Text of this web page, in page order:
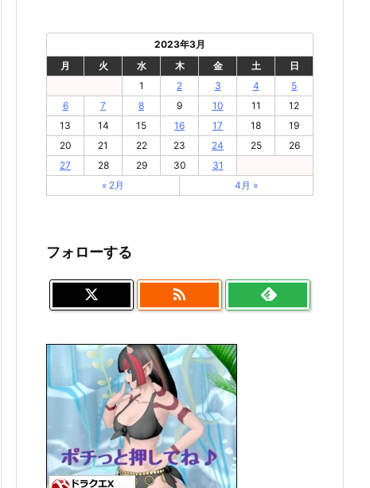
2023年3月
月
火 水 木 金 土
日
1
2 3 4
5
6
7 8 9 10 11
12
13
14 15 16 17 18
19
20
21 22 23 24 25
26
27
28 29 30
31
« 2月
4月 »
フォローする
